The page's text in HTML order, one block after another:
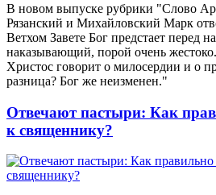
В новом выпуске рубрики "Слово
Рязанский и Михайловский Марк
Ветхом Завете Бог предстает перед
наказывающий, порой очень
Христос говорит о милосердии и о
разница? Бог же неизменен."
Отвечают пастыри: Как
к священнику?